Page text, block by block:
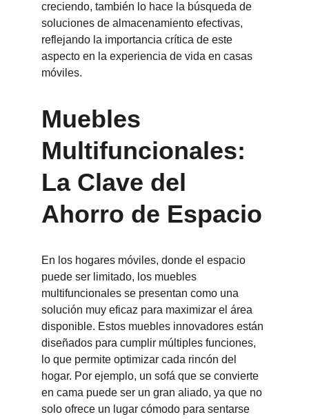
creciendo, también lo hace la búsqueda de
soluciones de almacenamiento efectivas,
reflejando la importancia crítica de este
aspecto en la experiencia de vida en casas
móviles.
Muebles
Multifuncionales:
La Clave del
Ahorro de Espacio
En los hogares móviles, donde el espacio
puede ser limitado, los muebles
multifuncionales se presentan como una
solución muy eficaz para maximizar el área
disponible. Estos muebles innovadores están
diseñados para cumplir múltiples funciones,
lo que permite optimizar cada rincón del
hogar. Por ejemplo, un sofá que se convierte
en cama puede ser un gran aliado, ya que no
solo ofrece un lugar cómodo para sentarse